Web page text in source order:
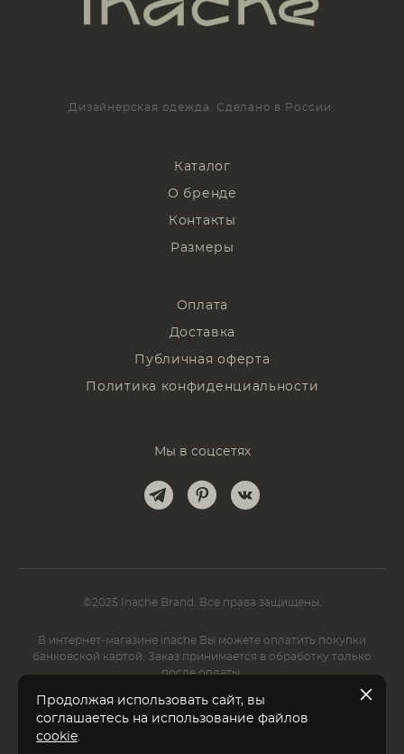
Дизайнерская одежда. Сделано в России.
Каталог
О бренде
Контакты
Размеры
Оплата
Доставка
Публичная оферта
Политика конфиденциальности
Мы в соцсетях
©2025 Inache Brand. Все права защищены.
В интернет-магазине inache Вы можете оплатить покупки
банковской картой. Заказ принимается в обработку только
после оплаты.
Продолжая использовать сайт, вы
соглашаетесь на использование файлов
cookie.